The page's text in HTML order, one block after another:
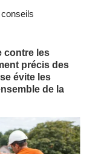
contre les
précis des
évite les
de la